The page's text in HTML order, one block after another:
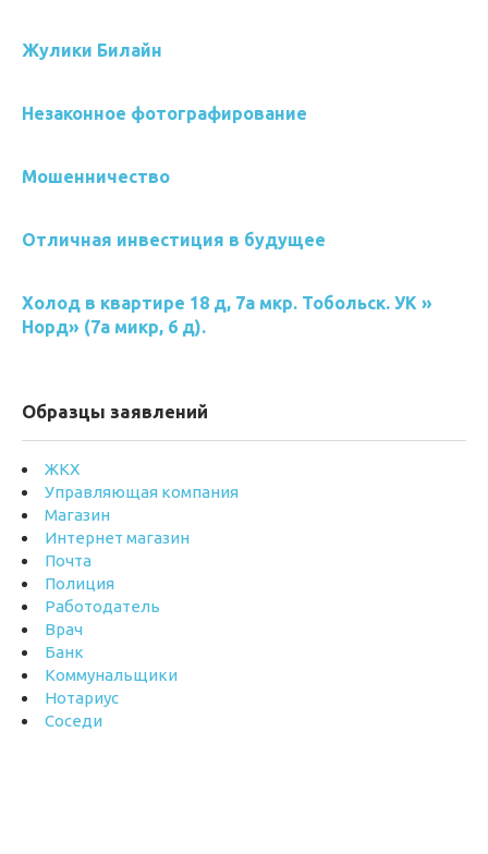
Жулики Билайн
Незаконное фотографирование
Мошенничество
Отличная инвестиция в будущее
Холод в квартире 18 д, 7а мкр. Тобольск. УК »
Норд» (7а микр, 6 д).
Образцы заявлений
ЖКХ
Управляющая компания
Магазин
Интернет магазин
Почта
Полиция
Работодатель
Врач
Банк
Коммунальщики
Нотариус
Соседи